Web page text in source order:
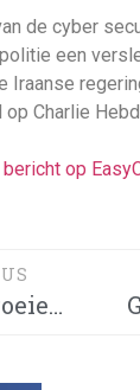
de cyber
een
Iraanse
op Charlie
op
Het groeiende gevaar van malvertising via Google Ads